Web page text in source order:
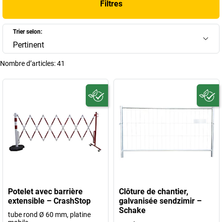
assurer la sécurité de vos collaborateurs et la protection de vos sites.
+Afficher plus
Filtres
Trier selon:
Pertinent
Nombre d’articles:41
Potelet avec barrière
extensible – CrashStop
tube rond Ø 60 mm, platine
Clôture de chantier,
galvanisée sendzimir –
Schake